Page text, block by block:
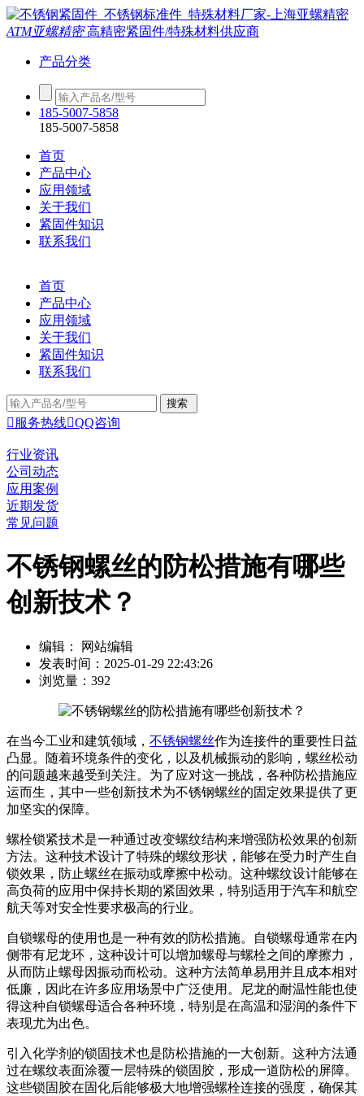
ATM亚螺精密高精密紧固件/特殊材料供应商
产品分类
185-5007-5858
185-5007-5858
首页
产品中心
应用领域
关于我们
紧固件知识
联系我们
首页
产品中心
应用领域
关于我们
紧固件知识
联系我们
 服务热线QQ咨询
行业资讯
公司动态
应用案例
近期发货
常见问题
不锈钢螺丝的防松措施有哪些
创新技术？
编辑： 网站编辑
发表时间：2025-01-29 22:43:26
浏览量：392
在当今工业和建筑领域， 不锈钢螺丝作为连接件的重要性日益
凸显。随着环境条件的变化，以及机械振动的影响，螺丝松动
的问题越来越受到关注。为了应对这一挑战，各种防松措施应
运而生，其中一些创新技术为不锈钢螺丝的固定效果提供了更
加坚实的保障。
螺栓锁紧技术是一种通过改变螺纹结构来增强防松效果的创新
方法。这种技术设计了特殊的螺纹形状，能够在受力时产生自
锁效果，防止螺丝在振动或摩擦中松动。这种螺纹设计能够在
高负荷的应用中保持长期的紧固效果，特别适用于汽车和航空
航天等对安全性要求极高的行业。
自锁螺母的使用也是一种有效的防松措施。自锁螺母通常在内
侧带有尼龙环，这种设计可以增加螺母与螺栓之间的摩擦力，
从而防止螺母因振动而松动。这种方法简单易用并且成本相对
低廉，因此在许多应用场景中广泛使用。尼龙的耐温性能也使
得这种自锁螺母适合各种环境，特别是在高温和湿润的条件下
表现尤为出色。
引入化学剂的锁固技术也是防松措施的一大创新。这种方法通
过在螺纹表面涂覆一层特殊的锁固胶，形成一道防松的屏障。
这些锁固胶在固化后能够极大地增强螺栓连接的强度，确保其